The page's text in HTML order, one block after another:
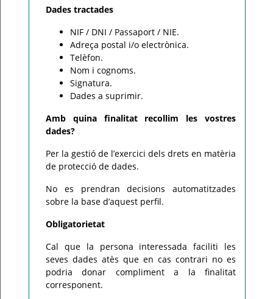
Dades tractades
NIF / DNI / Passaport / NIE.
Adreça postal i/o electrònica.
Telèfon.
Nom i cognoms.
Signatura.
Dades a suprimir.
Amb quina finalitat recollim les vostres
dades?
Per la gestió de l’exercici dels drets en matèria
de protecció de dades.
No es prendran decisions automatitzades
sobre la base d’aquest perfil.
Obligatorietat
Cal que la persona interessada faciliti les
seves dades atès que en cas contrari no es
podria donar compliment a la finalitat
corresponent.